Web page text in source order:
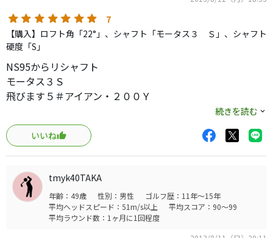
7
【購入】ロフト角「22°」、シャフト「モータス３ Ｓ」、シャフト
硬度「S」
NS95からリシャフト
モータス３Ｓ
飛びます５＃アイアン・２００Ｙ
今まで難しい５番簡単に上がります。
平均１９０ｙグリーンの上ピタット止まれば３Ｕと同じで
す
長く愛して行けそうです。
続きを読む
いいね
tmyk40TAKA
年齢：49歳 性別：男性
ゴルフ歴：11年～15年
平均ヘッドスピード：51m/s以上
平均スコア：90～99
平均ラウンド数：1ヶ月に1回程度